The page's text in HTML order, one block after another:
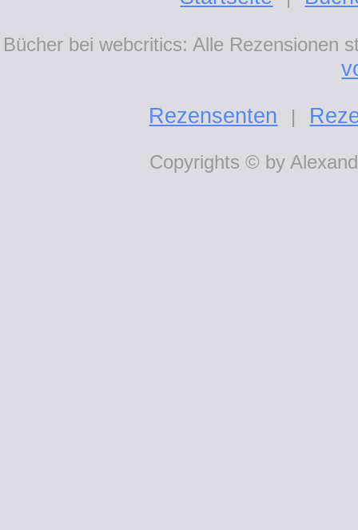
Bücher bei webcritics: Alle Rezensionen
Rezensenten
|
Copyrights © by